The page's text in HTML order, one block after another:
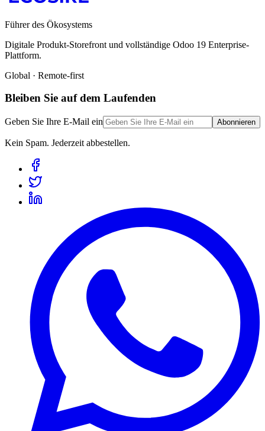
Führer des Ökosystems
Digitale Produkt-Storefront und vollständige Odoo 19 Enterprise-
Plattform.
Global · Remote-first
Bleiben Sie auf dem Laufenden
Geben Sie Ihre E-Mail ein Abonnieren
Kein Spam. Jederzeit abbestellen.